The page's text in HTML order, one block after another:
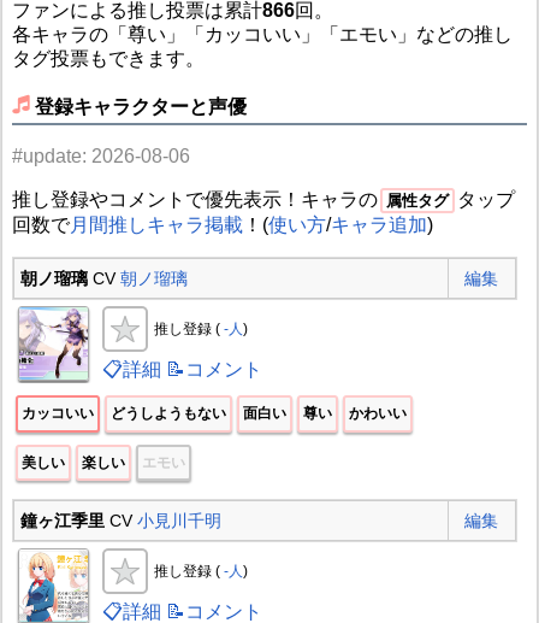
ファンによる推し投票は累計866回。
各キャラの「尊い」「カッコいい」「エモい」などの推し
タグ投票もできます。
登録キャラクターと声優
#update: 2026-08-06
推し登録やコメントで優先表示！キャラの 属性タグ
タップ
回数で月間推しキャラ掲載！(使い方/キャラ追加)
朝ノ瑠璃CV朝ノ瑠璃 編集
推し登録 ( -人)
📋詳細 📝コメント
カッコいい どうしようもない 面白い 尊い かわいい
美しい 楽しい エモい
鐘ヶ江季里 CV小見川千明 編集
推し登録 ( -人)
📋詳細 📝コメント